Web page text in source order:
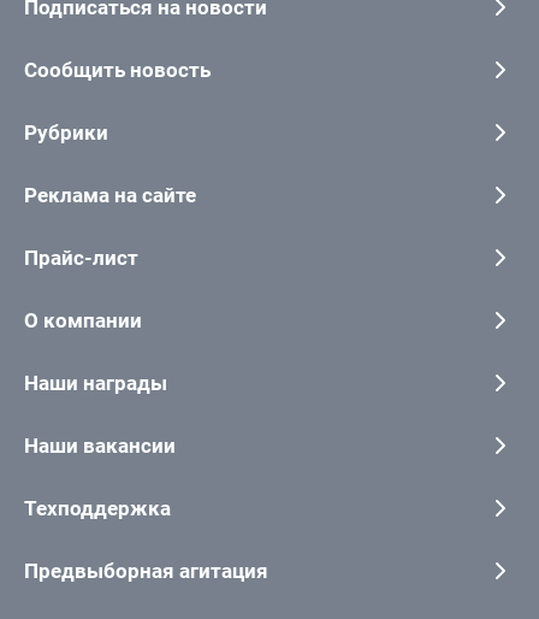
Подписаться на новости
Сообщить новость
Рубрики
Реклама на сайте
Прайс-лист
О компании
Наши награды
Наши вакансии
Техподдержка
Предвыборная агитация